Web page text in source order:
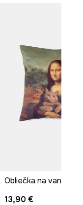
13,90 €